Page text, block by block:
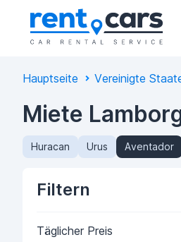
Hauptseite Vereinigte
Miete
Huracan Urus Aventador
Filtern
Täglicher Preis